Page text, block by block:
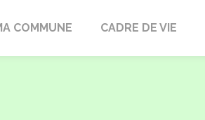
COMMUNE CADRE DE VIE